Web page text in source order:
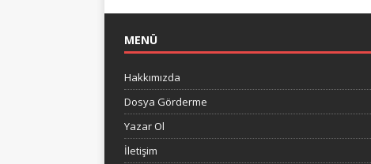
MENÜ
Hakkımızda
Dosya Görderme
Yazar Ol
İletişim